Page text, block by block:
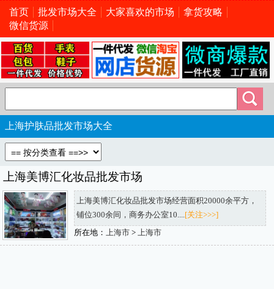
首页 批发市场大全 大家喜欢的市场
拿货攻略
微信货源
上海护肤品批发市场大全
上海美博汇化妆品批发市场
上海美博汇化妆品批发市场经营面积20000余平方，
铺位300余间，商务办公室10.... [关注>>>]
所在地： 上海市> 上海市